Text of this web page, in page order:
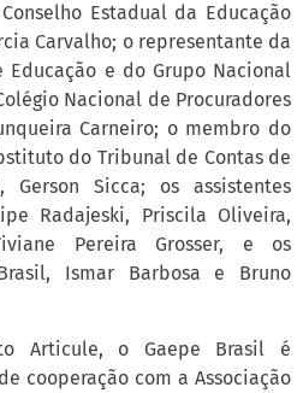
Estadual da Educação
Carvalho; o representante da
Educação e do Grupo Nacional
Nacional de Procuradores
Carneiro; o membro do
do Tribunal de Contas de
Gerson Sicca; os assistentes
Radajeski, Priscila Oliveira,
Pereira Grosser, e os
Ismar Barbosa e Bruno
Articule, o Gaepe Brasil é
cooperação com a Associação